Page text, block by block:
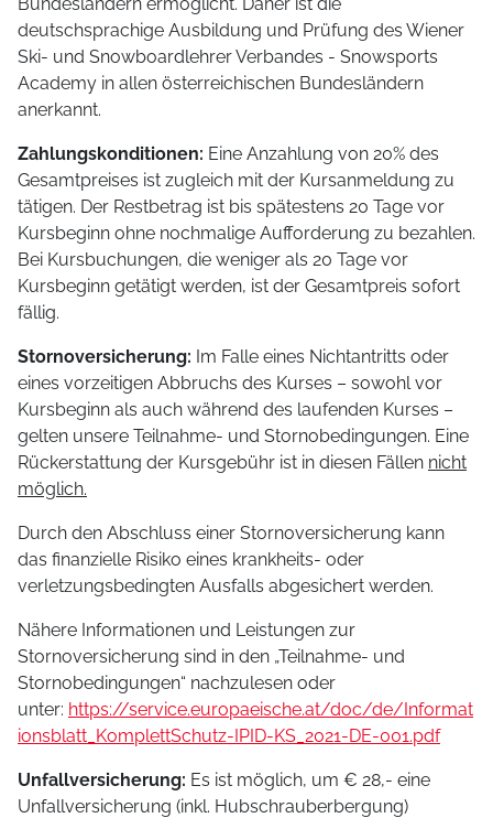
deutschsprachige Ausbildung und Prüfung des Wiener
Ski- und Snowboardlehrer Verbandes - Snowsports
Academy in allen österreichischen Bundesländern
anerkannt.
Zahlungskonditionen: Eine Anzahlung von 20% des
Gesamtpreises ist zugleich mit der Kursanmeldung zu
tätigen. Der Restbetrag ist bis spätestens 20 Tage vor
Kursbeginn ohne nochmalige Aufforderung zu bezahlen.
Bei Kursbuchungen, die weniger als 20 Tage vor
Kursbeginn getätigt werden, ist der Gesamtpreis sofort
fällig.
Stornoversicherung: Im Falle eines Nichtantritts oder
eines vorzeitigen Abbruchs des Kurses – sowohl vor
Kursbeginn als auch während des laufenden Kurses –
gelten unsere Teilnahme- und Stornobedingungen. Eine
Rückerstattung der Kursgebühr ist in diesen Fällen nicht
möglich.
Durch den Abschluss einer Stornoversicherung kann
das finanzielle Risiko eines krankheits- oder
verletzungsbedingten Ausfalls abgesichert werden.
Nähere Informationen und Leistungen zur
Stornoversicherung sind in den „Teilnahme- und
Stornobedingungen“ nachzulesen oder
unter: https://service.europaeische.at/doc/de/Informat
ionsblatt_KomplettSchutz-IPID-KS_2021-DE-001.pdf
Unfallversicherung: Es ist möglich, um € 28,- eine
Unfallversicherung (inkl. Hubschrauberbergung)